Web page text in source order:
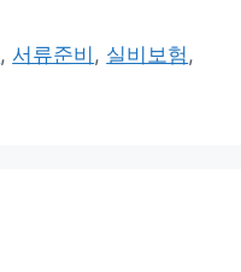
, 서류준비 , 실비보험,